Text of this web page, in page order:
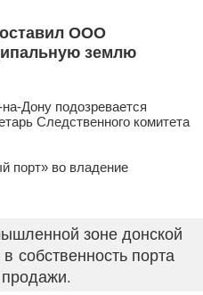
ООО
землю
Дону подозревается
Следственного комитета
порт» во владение
зоне донской
порта